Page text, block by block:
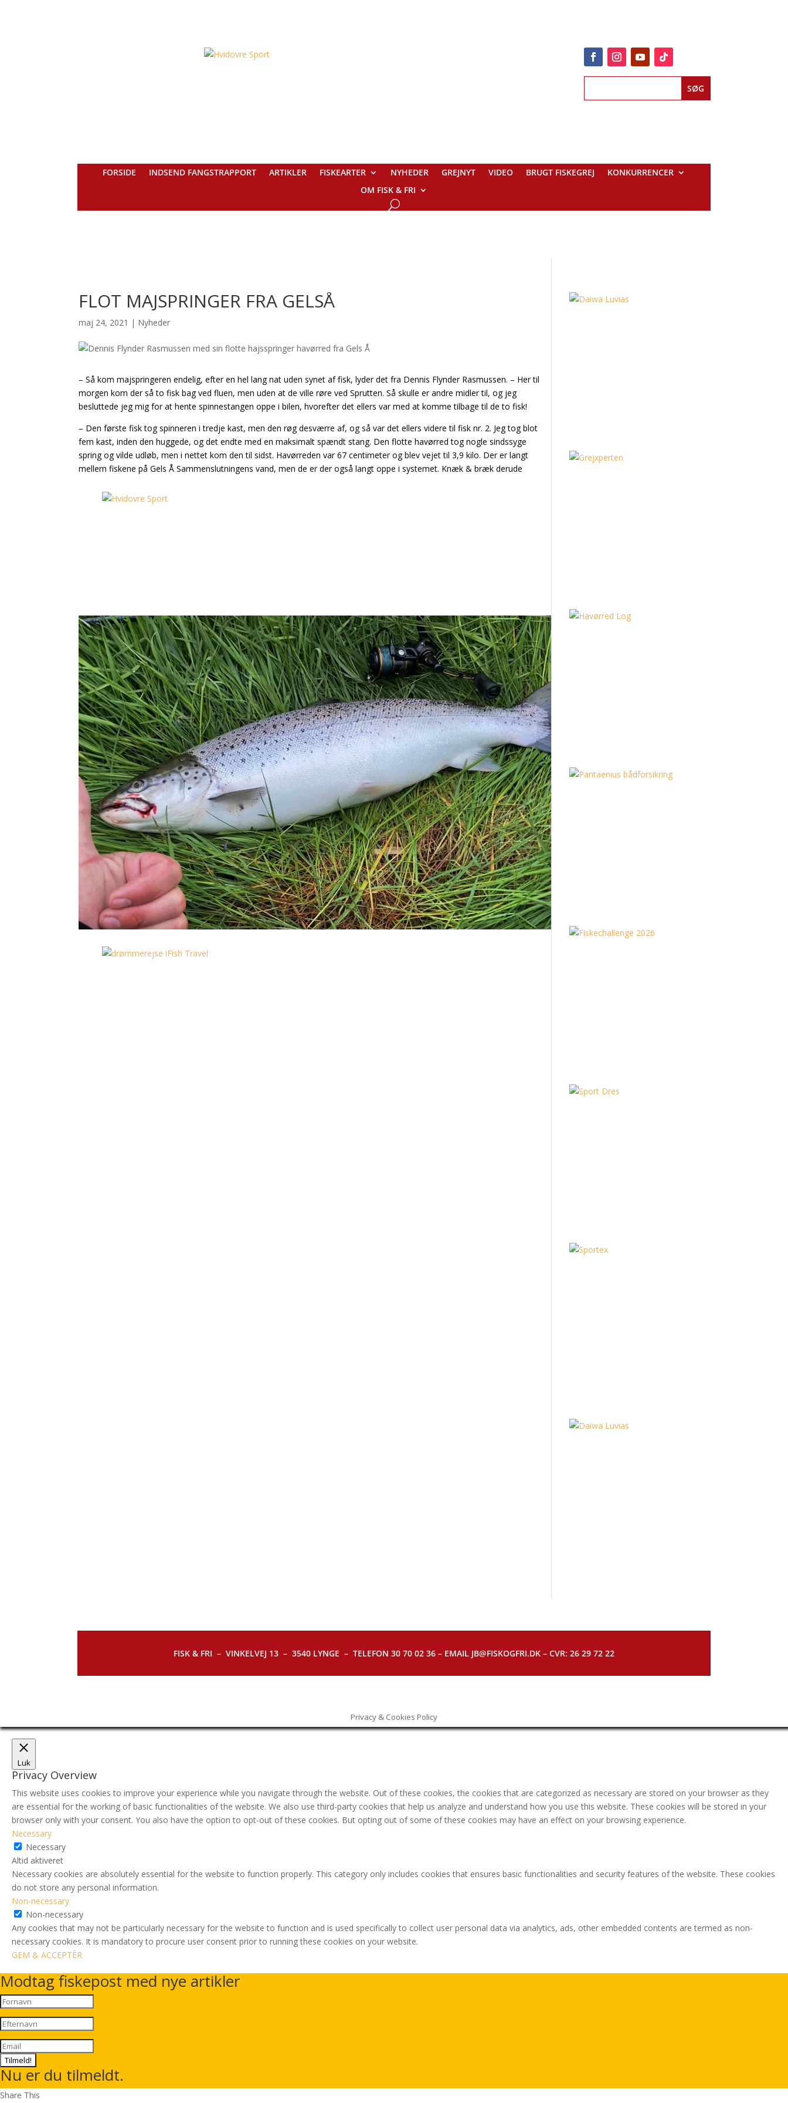
FORSIDE INDSEND FANGSTRAPPORT ARTIKLER FISKEARTER NYHEDER GREJNYT VIDEO BRUGT FISKEGREJ
KONKURRENCER
OM FISK & FRI
FLOT MAJSPRINGER FRA GELSÅ
maj 24, 2021 | Nyheder
– Så kom majspringeren endelig, efter en hel lang nat uden synet af fisk, lyder det fra Dennis Flynder Rasmussen. – Her til
morgen kom der så to fisk bag ved fluen, men uden at de ville røre ved Sprutten. Så skulle er andre midler til, og jeg
besluttede jeg mig for at hente spinnestangen oppe i bilen, hvorefter det ellers var med at komme tilbage til de to fisk!
– Den første fisk tog spinneren i tredje kast, men den røg desværre af, og så var det ellers videre til fisk nr. 2. Jeg tog blot
fem kast, inden den huggede, og det endte med en maksimalt spændt stang. Den flotte havørred tog nogle sindssyge
spring og vilde udløb, men i nettet kom den til sidst. Havørreden var 67 centimeter og blev vejet til 3,9 kilo. Der er langt
mellem fiskene på Gels Å Sammenslutningens vand, men de er der også langt oppe i systemet. Knæk & bræk derude
FISK & FRI – VINKELVEJ 13 – 3540 LYNGE – TELEFON 30 70 02 36 – EMAIL JB@FISKOGFRI.DK – CVR: 26 29 72 22
Privacy & Cookies Policy
Luk
Privacy Overview
This website uses cookies to improve your experience while you navigate through the website. Out of these cookies, the cookies that are categorized as necessary are stored on your browser as they
are essential for the working of basic functionalities of the website. We also use third-party cookies that help us analyze and understand how you use this website. These cookies will be stored in your
browser only with your consent. You also have the option to opt-out of these cookies. But opting out of some of these cookies may have an effect on your browsing experience.
Necessary
Necessary
Altid aktiveret
Necessary cookies are absolutely essential for the website to function properly. This category only includes cookies that ensures basic functionalities and security features of the website. These cookies
do not store any personal information.
Non-necessary
Non-necessary
Any cookies that may not be particularly necessary for the website to function and is used specifically to collect user personal data via analytics, ads, other embedded contents are termed as non-
necessary cookies. It is mandatory to procure user consent prior to running these cookies on your website.
GEM & ACCEPTÈR
Modtag fiskepost med nye artikler
Tilmeld!
Nu er du tilmeldt.
Share This